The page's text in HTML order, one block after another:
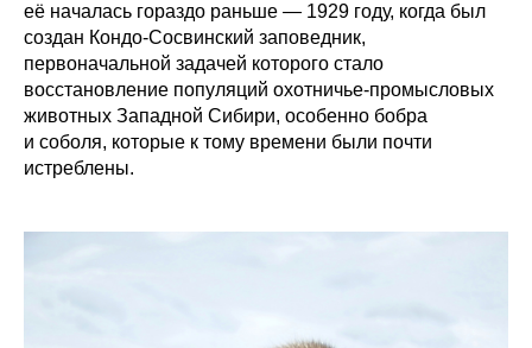
её началась гораздо раньше — 1929 году, когда был
создан Кондо-Сосвинский заповедник,
первоначальной задачей которого стало
восстановление популяций охотничье-промысловых
животных Западной Сибири, особенно бобра
и соболя, которые к тому времени были почти
истреблены.